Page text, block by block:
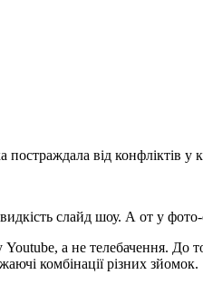
від конфліктів у
слайд шоу. А от у
а не телебачення. До
комбінації різних зйомок.